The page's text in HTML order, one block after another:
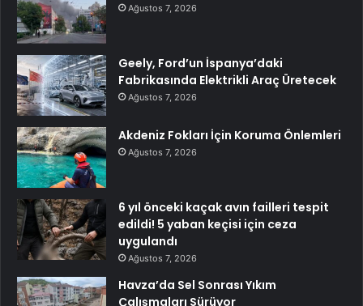
Ağustos 7, 2026
Geely, Ford’un İspanya’daki
Fabrikasında Elektrikli Araç Üretecek
Ağustos 7, 2026
Akdeniz Fokları İçin Koruma Önlemleri
Ağustos 7, 2026
6 yıl önceki kaçak avın failleri tespit
edildi! 5 yaban keçisi için ceza
uygulandı
Ağustos 7, 2026
Havza’da Sel Sonrası Yıkım
Çalışmaları Sürüyor